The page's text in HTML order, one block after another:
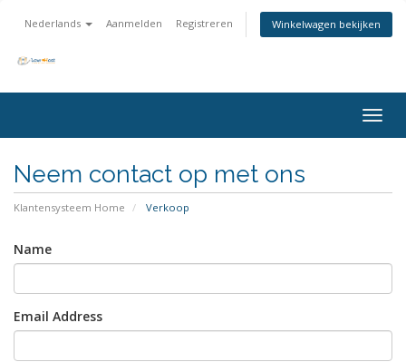
Nederlands Aanmelden Registreren Winkelwagen bekijken
Neem contact op met ons
Klantensysteem Home Verkoop
Name
Email Address